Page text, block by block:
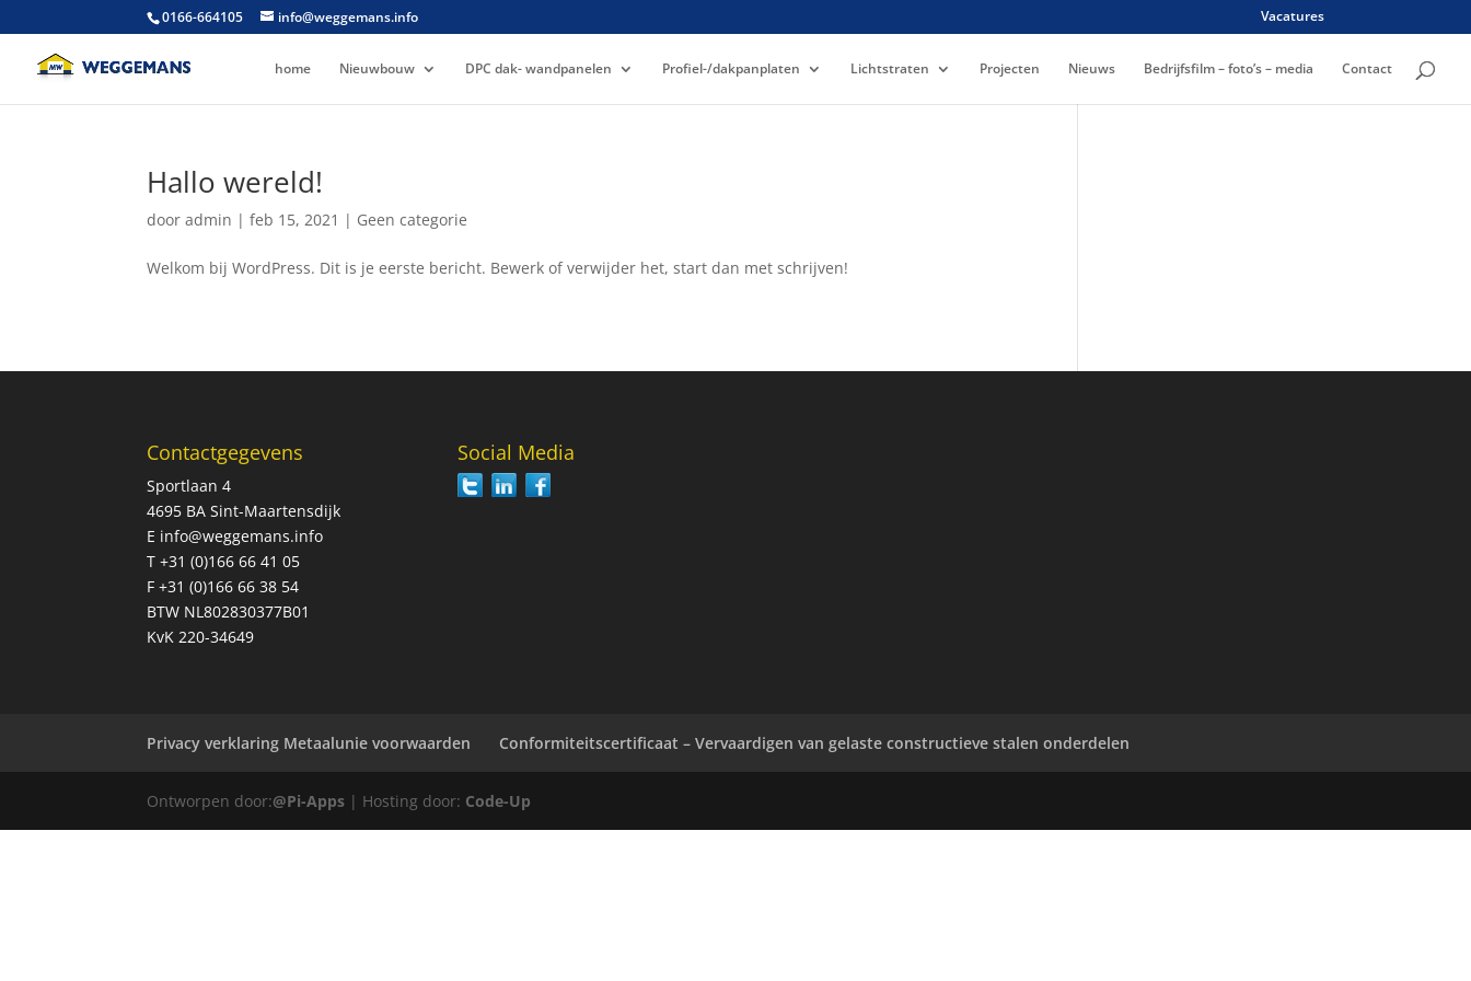
0166-664105 info@weggemans.info Vacatures
home Nieuwbouw DPC dak- wandpanelen Profiel-/dakpanplaten Lichtstraten Projecten Nieuws Bedrijfsfilm – foto’s – media Contact
Hallo wereld!
dooradmin |feb 15, 2021 | Geen categorie
Welkom bij WordPress. Dit is je eerste bericht. Bewerk of verwijder het, start dan met schrijven!
Contactgegevens
Sportlaan 4
4695 BA Sint-Maartensdijk
E info@weggemans.info
T +31 (0)166 66 41 05
F +31 (0)166 66 38 54
BTW NL802830377B01
KvK 220-34649
Social Media
Privacy verklaring Metaalunie voorwaarden Conformiteitscertificaat – Vervaardigen van gelaste constructieve stalen onderdelen
Ontworpen door:@Pi-Apps | Hosting door: Code-Up